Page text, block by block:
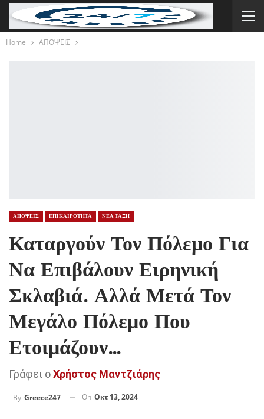
Home ΑΠΟΨΕΙΣ
ΑΠΟΨΕΙΣ ΕΠΙΚΑΙΡΟΤΗΤΑ ΝΕΑ ΤΑΞΗ
Καταργούν Τον Πόλεμο Για
Να Επιβάλουν Ειρηνική
Σκλαβιά. Αλλά Μετά Τον
Μεγάλο Πόλεμο Που
Ετοιμάζουν…
Γράφει οΧρήστος Μαντζιάρης
By Greece247 On Οκτ 13, 2024